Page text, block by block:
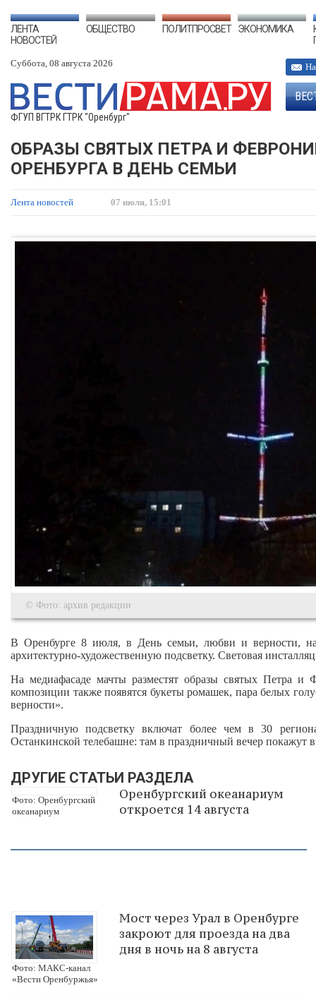
ЛЕНТА
НОВОСТЕЙ
ОБЩЕСТВО ПОЛИТПРОСВЕТ ЭКОНОМИКА
Суббота, 08 августа 2026
ФГУП ВГТРК ГТРК "Оренбург"
ОБРАЗЫ СВЯТЫХ ПЕТРА И
ОРЕНБУРГА В ДЕНЬ СЕМЬИ
Лента новостей 07 июля, 15:01
© Фото: архив редакции
В Оренбурге 8 июля, в День семьи, любви и верности, на
архитектурно‑художественную подсветку. Световая
На медиафасаде мачты разместят образы святых Петра
композиции также появятся букеты ромашек, пара белых
верности».
Праздничную подсветку включат более чем в 30
Останкинской телебашне: там в праздничный вечер покажут
ДРУГИЕ СТАТЬИ РАЗДЕЛА
Фото: Оренбургский
океанариум
Оренбургский океанариум
откроется 14 августа
Фото: МАКС-канал
«Вести Оренбуржья»
Мост через Урал в Оренбурге
закроют для проезда на два
дня в ночь на 8 августа